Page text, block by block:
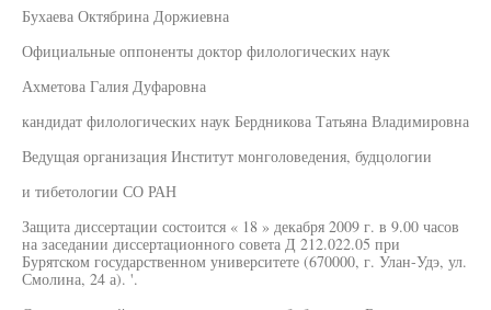
Бухаева Октябрина Доржиевна
Официальные оппоненты доктор филологических наук
Ахметова Галия Дуфаровна
кандидат филологических наук Бердникова Татьяна Владимировна
Ведущая организация Институт монголоведения, будцологии
и тибетологии СО РАН
Защита диссертации состоится « 18 » декабря 2009 г. в 9.00 часов
на заседании диссертационного совета Д 212.022.05 при
Бурятском государственном университете (670000, г. Улан-Удэ, ул.
Смолина, 24 а). '.